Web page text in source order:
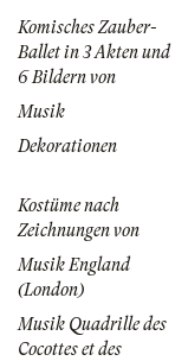
Komisches Zauber-
Ballet in 3 Akten und
6 Bildern von
Musik
Dekorationen
Kostüme nach
Zeichnungen von
Musik England
(London)
Musik Quadrille des
Cocottes et des